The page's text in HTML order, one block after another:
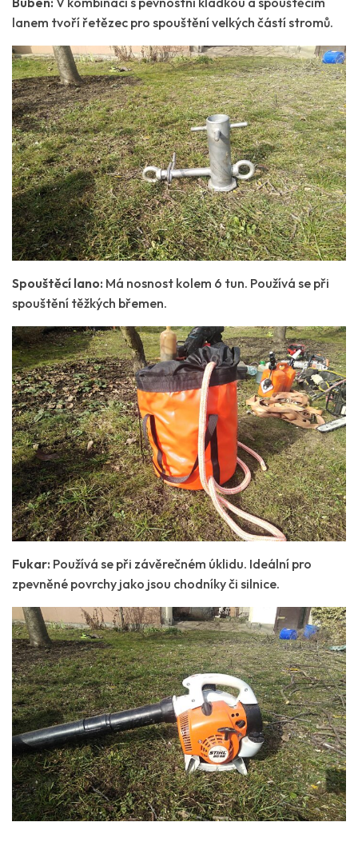
lanem tvoří řetězec pro spouštění velkých částí stromů.
Spouštěcí lano: Má nosnost kolem 6 tun. Používá se při
spouštění těžkých břemen.
Fukar: Používá se při závěrečném úklidu. Ideální pro
zpevněné povrchy jako jsou chodníky či silnice.